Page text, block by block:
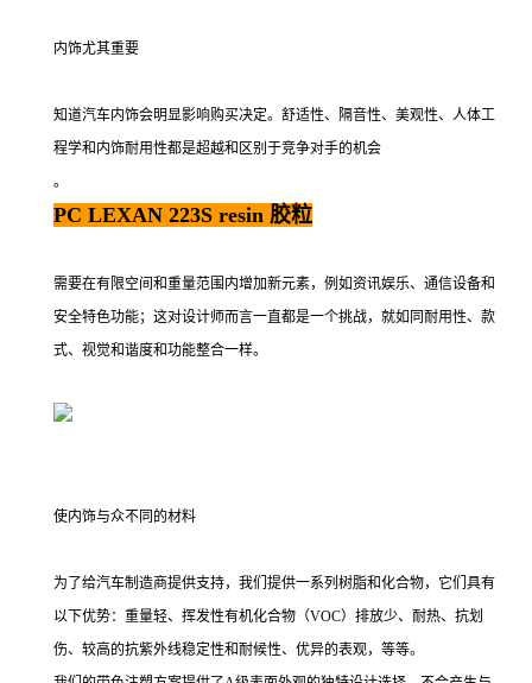
内饰尤其重要
知道汽车内饰会明显影响购买决定。舒适性、隔音性、美观性、人体工
程学和内饰耐用性都是超越和区别于竞争对手的机会
。
PC LEXAN 223S resin 胶粒
需要在有限空间和重量范围内增加新元素，例如资讯娱乐、通信设备和
安全特色功能；这对设计师而言一直都是一个挑战，就如同耐用性、款
式、视觉和谐度和功能整合一样。
使内饰与众不同的材料
为了给汽车制造商提供支持，我们提供一系列树脂和化合物，它们具有
以下优势：重量轻、挥发性有机化合物（VOC）排放少、耐热、抗划
伤、较高的抗紫外线稳定性和耐候性、优异的表观，等等。